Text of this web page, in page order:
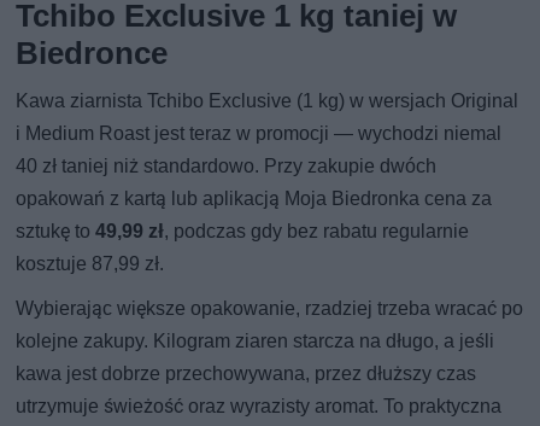
Tchibo Exclusive 1 kg taniej w
Biedronce
Kawa ziarnista Tchibo Exclusive (1 kg) w wersjach Original
i Medium Roast jest teraz w promocji — wychodzi niemal
40 zł taniej niż standardowo. Przy zakupie dwóch
opakowań z kartą lub aplikacją Moja Biedronka cena za
sztukę to49,99 zł, podczas gdy bez rabatu regularnie
kosztuje 87,99 zł.
Wybierając większe opakowanie, rzadziej trzeba wracać po
kolejne zakupy. Kilogram ziaren starcza na długo, a jeśli
kawa jest dobrze przechowywana, przez dłuższy czas
utrzymuje świeżość oraz wyrazisty aromat. To praktyczna